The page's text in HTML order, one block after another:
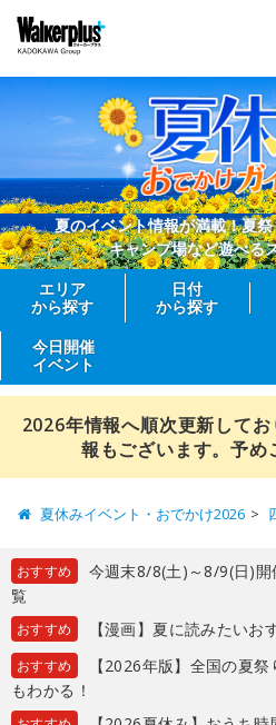
夏のイベント情報が満載！夏
キャンプ場など遊べる
エリア
から探す
日付
から探す
今日開催
イベント
2026年情報へ順次更新して
報もございます。予め
夏休みイベント・おでかけ2026
おすすめ
今週末8/8(土)～8/9(日)
覧
おすすめ 【漫画】夏に読みたいお
おすすめ
【2026年版】全国の夏
もわかる！